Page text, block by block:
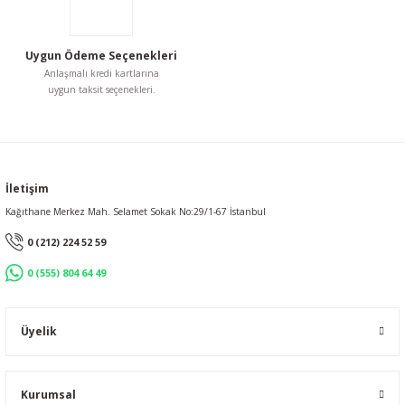
Uygun Ödeme Seçenekleri
Anlaşmalı kredi kartlarına
uygun taksit seçenekleri.
İletişim
Kağıthane Merkez Mah. Selamet Sokak No:29/1-67 İstanbul
0 (212) 224 52 59
0 (555) 804 64 49
Üyelik
Kurumsal